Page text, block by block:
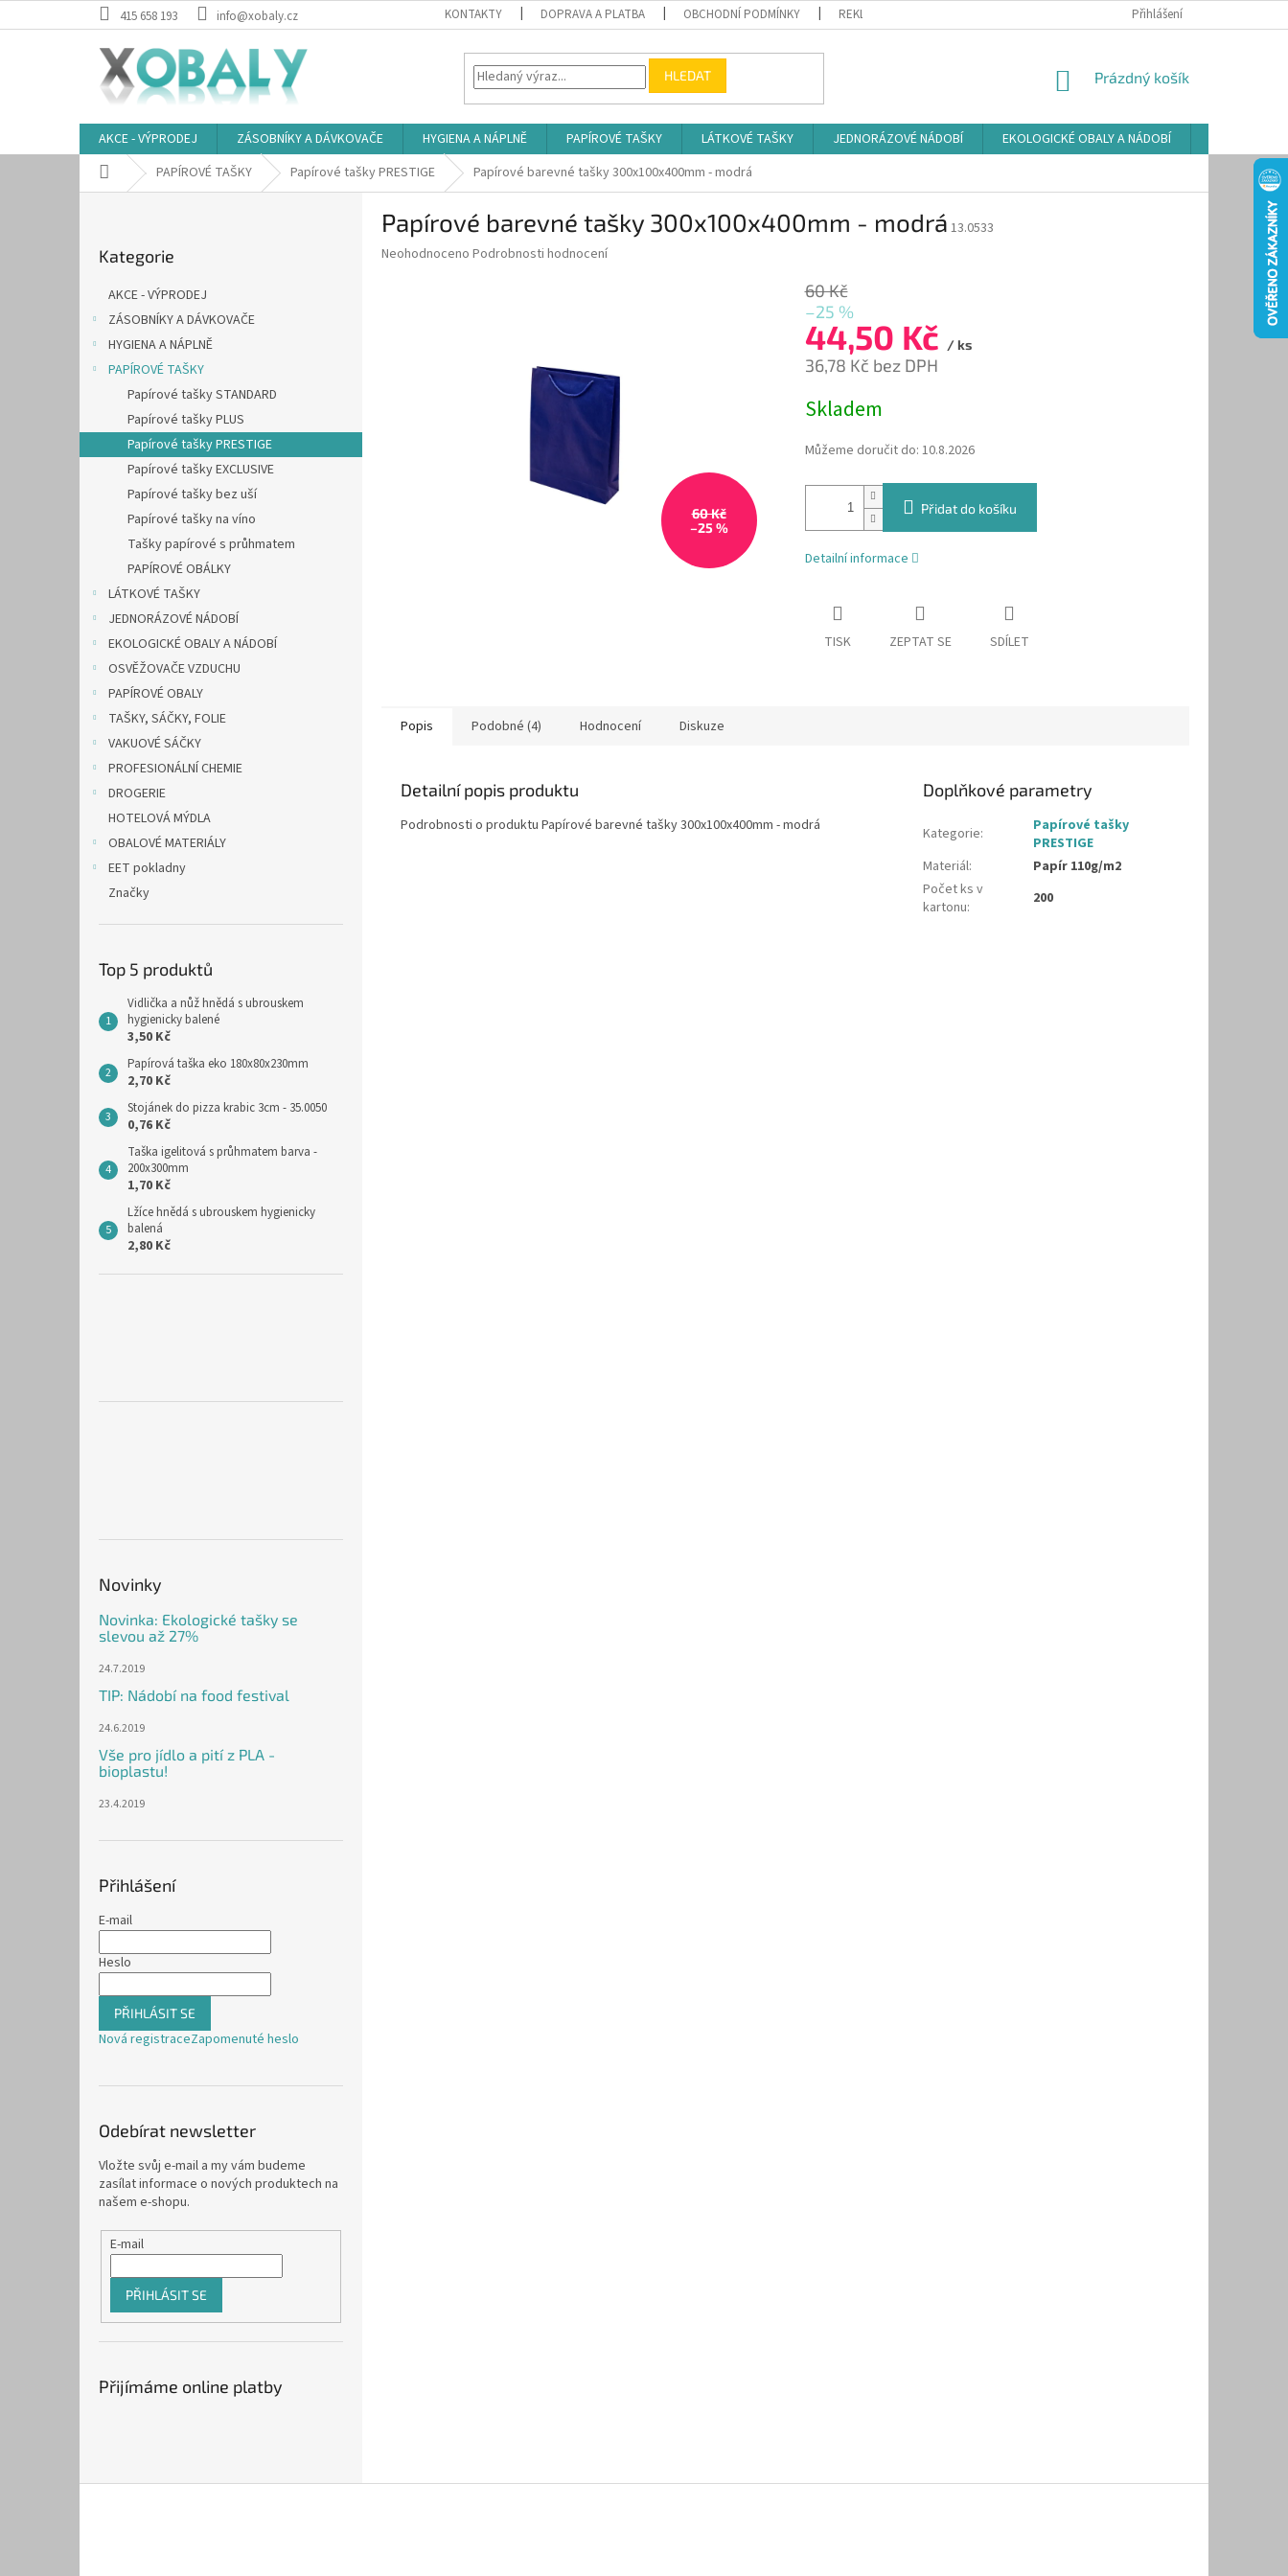
na
415 658 193 info@xobaly.cz KONTAKTY DOPRAVA A PLATBA OBCHODNÍ PODMÍNKY REKLAMAČNÍ ŘÁD ZÁSADY POUŽÍVÁNÍ SOUBORŮ COOKIES
Přihlášení
HLEDAT
NÁKUPNÍ
Prázdný košík
AKCE - VÝPRODEJ ZÁSOBNÍKY A DÁVKOVAČE HYGIENA A NÁPLNĚ PAPÍROVÉ TAŠKY LÁTKOVÉ TAŠKY JEDNORÁZOVÉ NÁDOBÍ EKOLOGICKÉ OBALY A NÁDOBÍ
Domů PAPÍROVÉ TAŠKY Papírové tašky PRESTIGE Papírové barevné tašky 300x100x400mm - modrá
n
e
kategorie
Kategorie
AKCE - VÝPRODEJ
ZÁSOBNÍKY A DÁVKOVAČE
HYGIENA A NÁPLNĚ
PAPÍROVÉ TAŠKY
Papírové tašky STANDARD
Papírové tašky PLUS
Papírové tašky PRESTIGE
Papírové tašky EXCLUSIVE
Papírové tašky bez uší
Papírové tašky na víno
Tašky papírové s průhmatem
PAPÍROVÉ OBÁLKY
LÁTKOVÉ TAŠKY
JEDNORÁZOVÉ NÁDOBÍ
EKOLOGICKÉ OBALY A NÁDOBÍ
OSVĚŽOVAČE VZDUCHU
PAPÍROVÉ OBALY
TAŠKY, SÁČKY, FOLIE
VAKUOVÉ SÁČKY
PROFESIONÁLNÍ CHEMIE
DROGERIE
HOTELOVÁ MÝDLA
OBALOVÉ MATERIÁLY
EET pokladny
Značky
Top 5 produktů
Vidlička a nůž hnědá s ubrouskem
hygienicky balené
3,50 Kč
Papírová taška eko 180x80x230mm
2,70 Kč
Stojánek do pizza krabic 3cm - 35.0050
0,76 Kč
Taška igelitová s průhmatem barva -
200x300mm
1,70 Kč
Lžíce hnědá s ubrouskem hygienicky
balená
2,80 Kč
Novinky
Novinka: Ekologické tašky se
slevou až 27%
24.7.2019
TIP: Nádobí na food festival
24.6.2019
Vše pro jídlo a pití z PLA -
bioplastu!
23.4.2019
Přihlášení
E-mail
Heslo
PŘIHLÁSIT SE
Nová registraceZapomenuté heslo
Odebírat newsletter
Vložte svůj e-mail a my vám budeme
zasílat informace o nových produktech na
našem e-shopu.
E-mail
PŘIHLÁSIT SE
Přijímáme online platby
Papírové barevné tašky 300x100x400mm - modrá 13.0533
Průměrné
Neohodnoceno Podrobnosti hodnocení
60 Kč
–25 %
60 Kč
–25 %
44,50 Kč / ks
36,78 Kč bez DPH
cena:
Skladem
Můžeme doručit do: 10.8.2026
Přidat do košíku
Detailní informace
TISK ZEPTAT SE SDÍLET
Popis Podobné (4) Hodnocení Diskuze
Detailní popis produktu
Podrobnosti o produktu Papírové barevné tašky 300x100x400mm - modrá
Doplňkové parametry
Kategorie:
Papírové tašky
PRESTIGE
Materiál:
Papír 110g/m2
Počet ks v
kartonu: 200